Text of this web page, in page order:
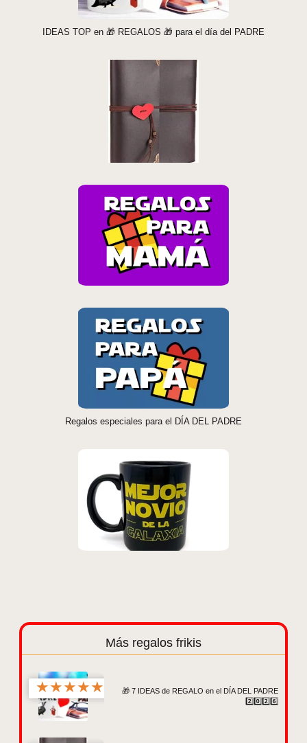
IDEAS TOP en 🎁 REGALOS 🎁 para el día del PADRE
Regalos especiales para el DÍA DEL PADRE
Más regalos frikis
★★★★★
🎁 7 IDEAS de REGALO en el DÍA DEL PADRE
2️⃣0️⃣2️⃣6️⃣